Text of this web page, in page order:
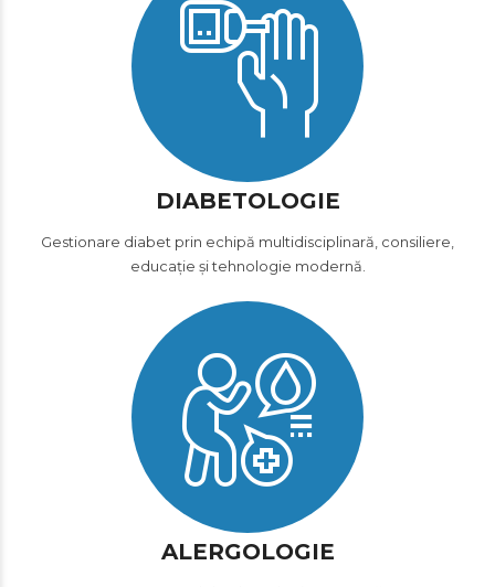
DIABETOLOGIE
Gestionare diabet prin echipă multidisciplinară, consiliere,
educație și tehnologie modernă.
ALERGOLOGIE